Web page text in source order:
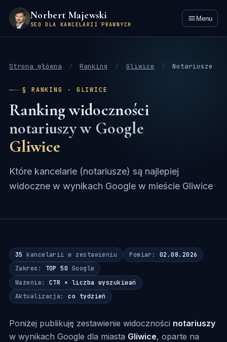
Norbert Majewski
SEO DLA KANCELARII PRAWNYCH
Menu
Strona główna / Ranking / Gliwice / Notariusze
§ RANKING · GLIWICE
Ranking widoczności
notariuszy w Google
Gliwice
Które kancelarie (notariusze) są najlepiej
widoczne w wynikach Google w mieście Gliwice
35 kancelarii w zestawieniu Pomiar: 02.08.2026
Zakres: TOP 50 Google
Ważenie: CTR × liczba wyszukiwań
Aktualizacja:co tydzień
Poniżej publikuję zestawienie widoczności notariuszy
w wynikach Google dla miasta Gliwice, oparte na